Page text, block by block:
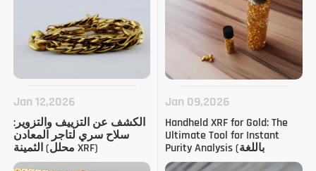
Jan 12,2026
الكشف عن التزييف والتزوير:
سلاح سري لتاجر المعادن
الثمينة (محلل XRF)
Jan 09,2026
Handheld XRF for Gold: The
Ultimate Tool for Instant
Purity Analysis (باللغة
الإنجليزية)